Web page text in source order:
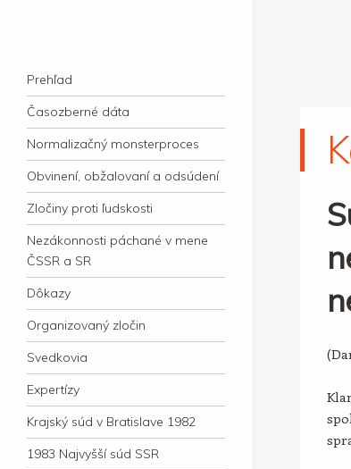
súdny proces v dejnách slovenskej justície
Navigation
Skip to content
Prehľad
Časozberné dáta
Normalizačný monsterproces
Obvinení, obžalovaní a odsúdení
Zločiny proti ľudskosti
Nezákonnosti páchané v mene
ČSSR a SR
Dôkazy
Organizovaný zločin
Svedkovia
Expertízy
Krajský súd v Bratislave 1982
1983 Najvyšší súd SSR